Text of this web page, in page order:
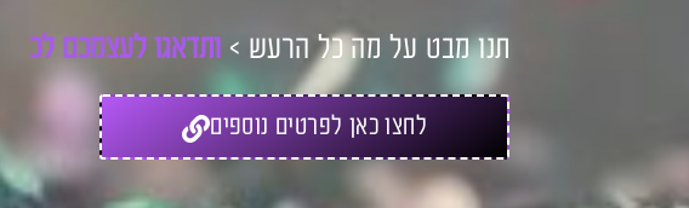
תנו מבט על מה כל הרעש > ותדאגו לעצמכם לכ
לחצו כאן לפרטים נוספים